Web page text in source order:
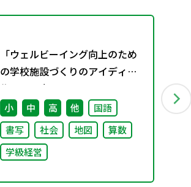
「ウェルビーイング向上のため
の学校施設づくりのアイディア
集」の公表について
小 中 高 他
国語
書写
社会 地図
算数
学級経営